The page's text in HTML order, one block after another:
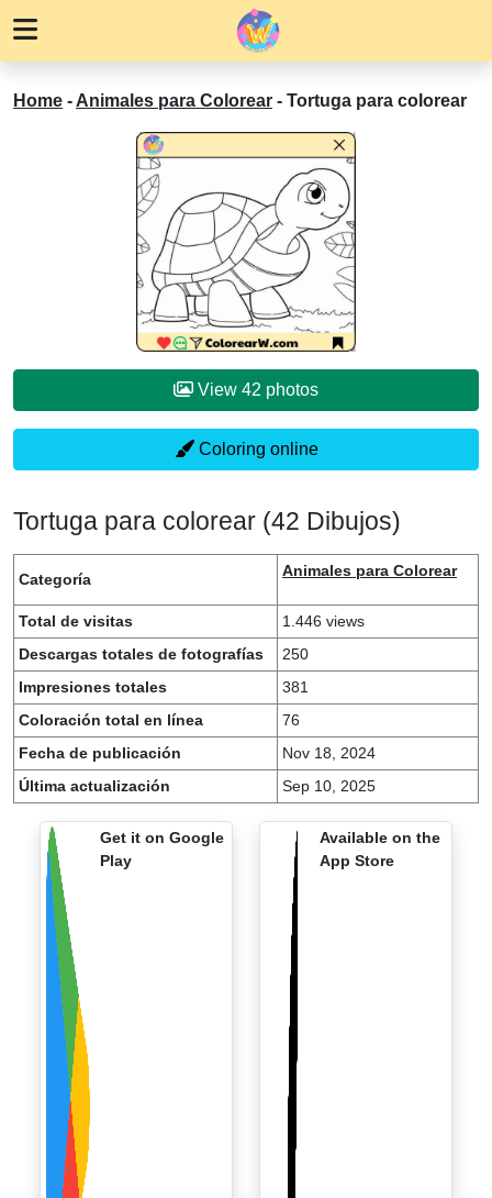
Home - Animales para Colorear - Tortuga para colorear
View 42 photos
Coloring online
Tortuga para colorear (42 Dibujos)
Categoría Animales para Colorear
Total de visitas
1.446 views
Descargas totales de fotografías
250
Impresiones totales
381
Coloración total en línea
76
Fecha de publicación
Nov 18, 2024
Última actualización
Sep 10, 2025
Get it on Google
Play
Available on the
App Store